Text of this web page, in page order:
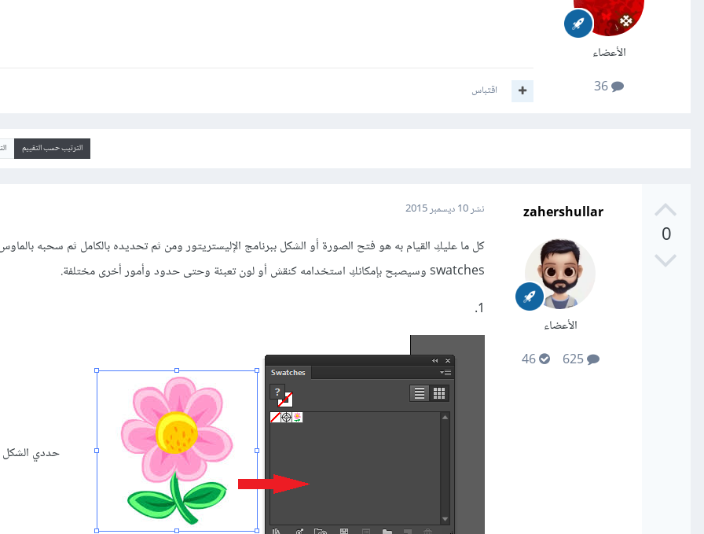
الأعضاء
اقتباس
الترتيب حسب التقييم
0
zahershullar
الأعضاء
625
46
نشر10 ديسمبر 2015
كل ما عليكِ القيام به هو فتح الصورة أو الشكل ببرنامج الإليستريتور ومن ثم تحديده بالكامل ثم سحبه
swatches وسيصبح بإمكانكِ استخدامه كنقش أو لون تعبئة وحتى حدود وأمور أخرى مختلفة.
1.
حددي الشكل